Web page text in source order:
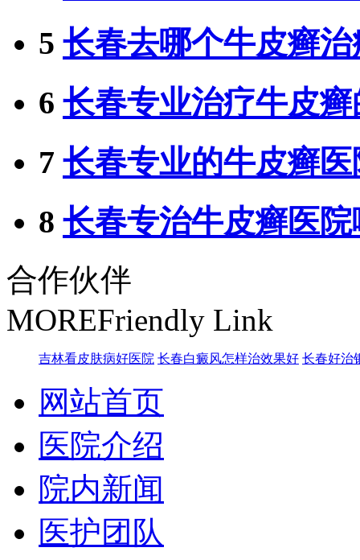
5 长春去哪个牛皮癣
6 长春专业治疗牛皮
7 长春专业的牛皮癣医
8 长春专治牛皮癣医
合作伙伴
MOREFriendly Link
吉林看皮肤病好医院 长春白癜风怎样治效果好 长春好治
网站首页
医院介绍
院内新闻
医护团队